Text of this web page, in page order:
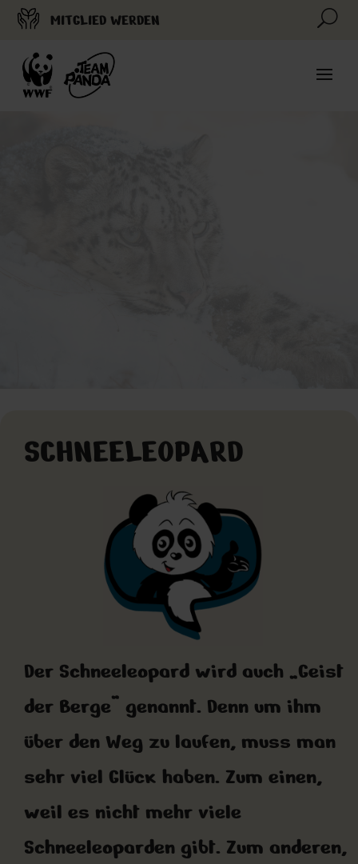
MITGLIED WERDEN U
SCHNEELEOPARD
Der Schneeleopard wird auch „Geist
der Berge“ genannt. Denn um ihm
über den Weg zu laufen, muss man
sehr viel Glück haben. Zum einen,
weil es nicht mehr viele
Schneeleoparden gibt. Zum anderen,